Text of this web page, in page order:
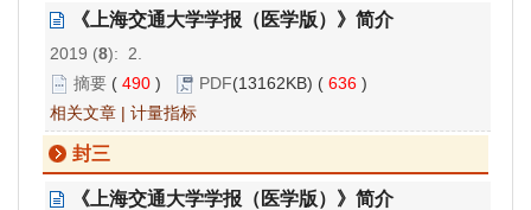
《上海交通大学学报（医学版）》简介
2019 (8): 2.
摘要 ( 490 ) PDF(13162KB) ( 636 )
相关文章 | 计量指标
封三
《上海交通大学学报（医学版）》简介